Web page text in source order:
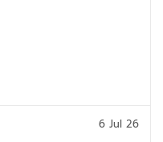
6 Jul 26